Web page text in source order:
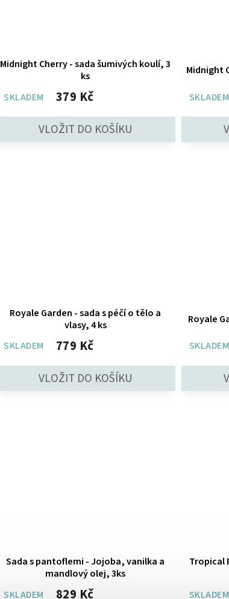
Midnight Cherry - sada šumivých koulí, 3
ks
SKLADEM
379 Kč
Midnight
SKLADEM
Royale Garden - sada s péčí o tělo a
vlasy, 4 ks
SKLADEM
779 Kč
Royale
SKLADEM
Sada s pantoflemi - Jojoba, vanilka a
mandlový olej, 3ks
SKLADEM
829 Kč
Tropical
SKLADEM